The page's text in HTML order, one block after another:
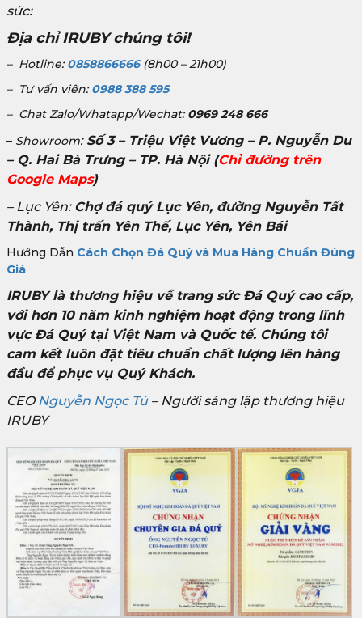
sức:
Địa chỉ IRUBY chúng tôi!
– Hotline: 0858866666(8h00 – 21h00)
– Tư vấn viên: 0988 388 595
– Chat Zalo/Whatapp/Wechat: 0969 248 666
– Showroom: Số 3 – Triệu Việt Vương – P. Nguyễn Du
– Q. Hai Bà Trưng – TP. Hà Nội(Chỉ đường trên
Google Maps)
– Lục Yên: Chợ đá quý Lục Yên, đường Nguyễn Tất
Thành, Thị trấn Yên Thế, Lục Yên, Yên Bái
Hướng Dẫn Cách Chọn Đá Quý và Mua Hàng Chuẩn Đúng
Giá
IRUBY là thương hiệu về trang sức Đá Quý cao cấp,
với hơn 10 năm kinh nghiệm hoạt động trong lĩnh
vực Đá Quý tại Việt Nam và Quốc tế. Chúng tôi
cam kết luôn đặt tiêu chuẩn chất lượng lên hàng
đầu để phục vụ Quý Khách.
CEONguyễn Ngọc Tú– Người sáng lập thương hiệu
IRUBY